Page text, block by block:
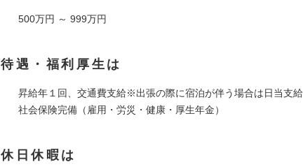
500万円 ～ 999万円
待遇・福利厚生は
昇給年１回、交通費支給※出張の際に宿泊が伴う場合は日当支給
社会保険完備（雇用・労災・健康・厚生年金）
休日休暇は